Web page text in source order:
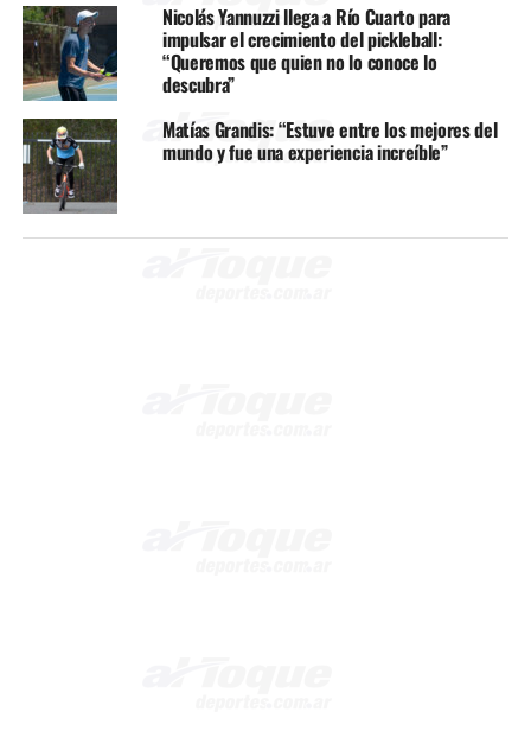
Nicolás Yannuzzi llega a Río Cuarto para
impulsar el crecimiento del pickleball:
“Queremos que quien no lo conoce lo
descubra”
Matías Grandis: “Estuve entre los mejores del
mundo y fue una experiencia increíble”